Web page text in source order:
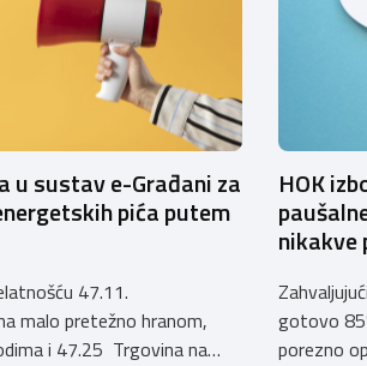
u sustav e-Građani za
pića putem
47.11.
malo pretežno hranom,
i 47.25 Trgovina na
HOK
nikakve
gotovo
porezno